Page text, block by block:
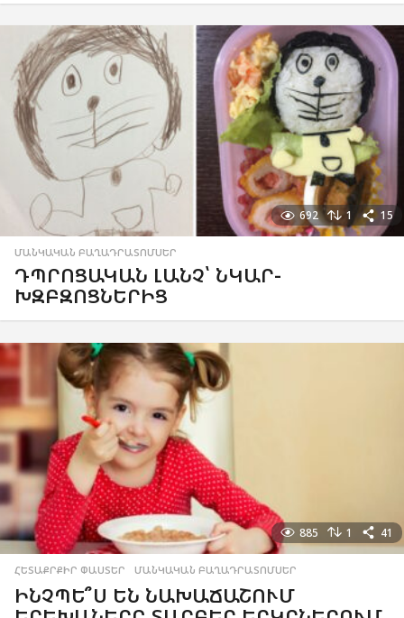
692 1 15
ՄԱՆԿԱԿԱՆ ԲԱՂԱԴՐԱՏՈՄՍԵՐ
ԴՊՐՈՑԱԿԱՆ ԼԱՆՉ՝ ՆԿԱՐ-
ԽԶԲԶՈՑՆԵՐԻՑ
885 1 41
ՀԵՏԱՔՐՔԻՐ ՓԱՍՏԵՐ ,ՄԱՆԿԱԿԱՆ ԲԱՂԱԴՐԱՏՈՄՍԵՐ
ԻՆՉՊԵ՞Ս ԵՆ ՆԱԽԱՃԱՇՈՒՄ